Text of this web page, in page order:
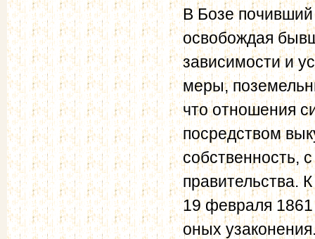
В Бозе
освобождая
зависимости и
меры,
что отношения
посредством
собственность,
правительства.
19 февраля 1861
оных